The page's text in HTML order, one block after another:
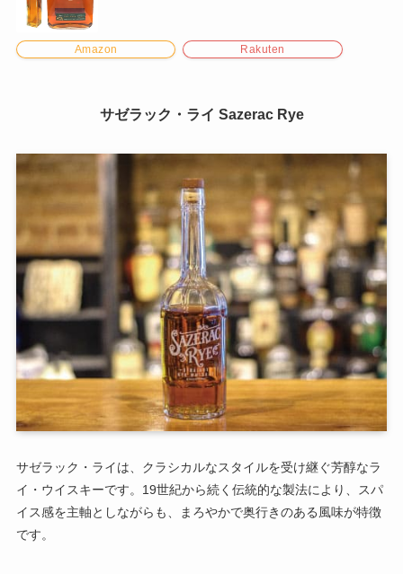
Amazon Rakuten
サゼラック・ライ Sazerac Rye
サゼラック・ライは、クラシカルなスタイルを受け継ぐ芳醇なラ
イ・ウイスキーです。19世紀から続く伝統的な製法により、スパ
イス感を主軸としながらも、まろやかで奥行きのある風味が特徴
です。